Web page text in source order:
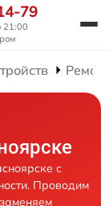
79
21:00
с
Проводим